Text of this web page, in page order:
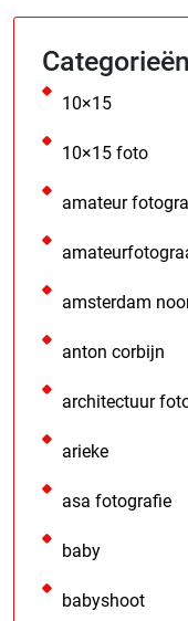
Categorieën
10×15
10×15 foto
amateur
amsterdam
anton corbijn
architectuur
arieke
asa fotografie
baby
babyshoot